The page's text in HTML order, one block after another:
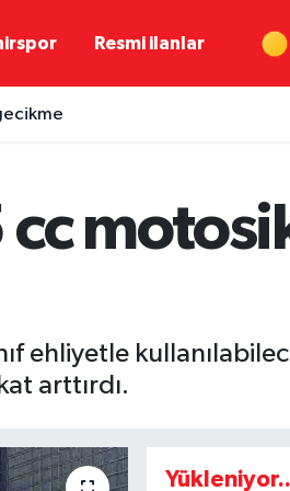
Resmi ilanlar
ehliyetle
arttırdı.